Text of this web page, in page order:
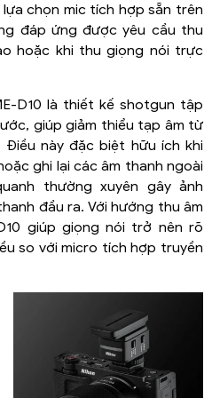
chọn mic tích hợp sẵn trên
đáp ứng được yêu cầu thu
hoặc khi thu giọng nói trực
D10 là thiết kế shotgun tập
giúp giảm thiểu tạp âm từ
Điều này đặc biệt hữu ích khi
ghi lại các âm thanh ngoài
thường xuyên gây ảnh
đầu ra. Với hướng thu âm
giúp giọng nói trở nên rõ
so với micro tích hợp truyền